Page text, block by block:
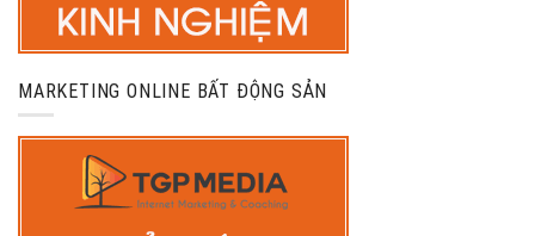
MARKETING ONLINE BẤT ĐỘNG SẢN